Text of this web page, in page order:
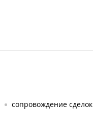
сопровождение сделок